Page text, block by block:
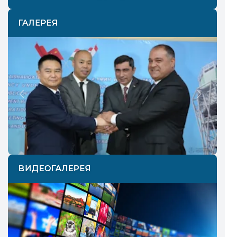
ГАЛЕРЕЯ
Previous Next
ВИДЕОГАЛЕРЕЯ